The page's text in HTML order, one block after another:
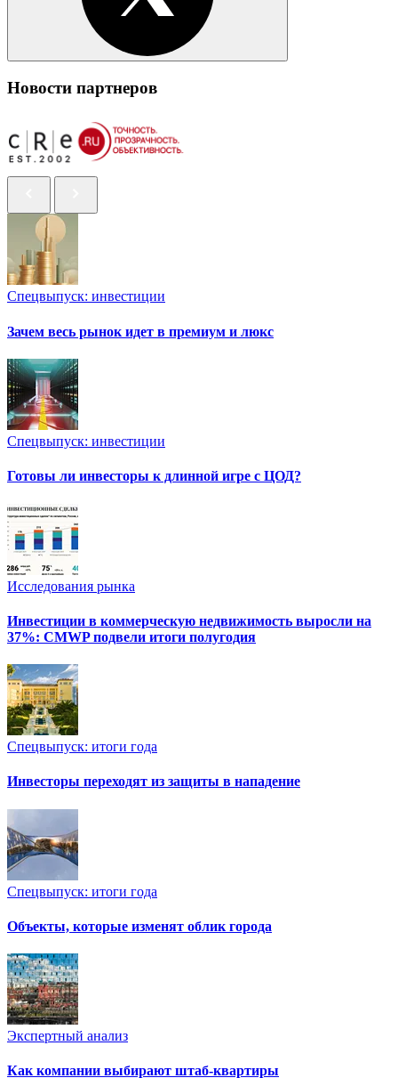
Новости партнеров
Спецвыпуск: инвестиции
Зачем весь рынок идет в премиум и люкс
Спецвыпуск: инвестиции
Готовы ли инвесторы к длинной игре с ЦОД?
Исследования рынка
Инвестиции в коммерческую недвижимость выросли на
37%: CMWP подвели итоги полугодия
Спецвыпуск: итоги года
Инвесторы переходят из защиты в нападение
Спецвыпуск: итоги года
Объекты, которые изменят облик города
Экспертный анализ
Как компании выбирают штаб-квартиры